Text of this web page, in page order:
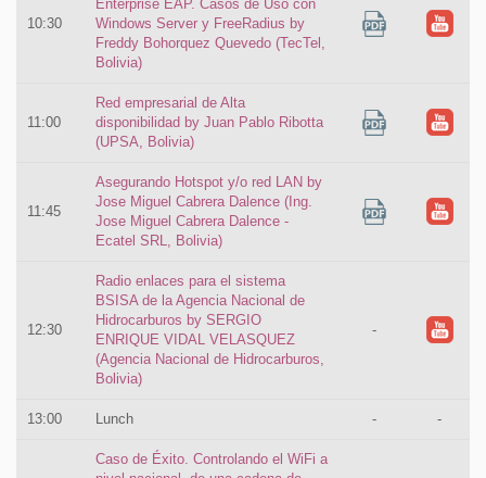
10:30
Enterprise EAP. Casos de Uso con
Windows Server y FreeRadius by
Freddy Bohorquez Quevedo (TecTel,
Bolivia)
11:00
Red empresarial de Alta
disponibilidad by Juan Pablo Ribotta
(UPSA, Bolivia)
11:45
Asegurando Hotspot y/o red LAN by
Jose Miguel Cabrera Dalence (Ing.
Jose Miguel Cabrera Dalence -
Ecatel SRL, Bolivia)
12:30
Radio enlaces para el sistema
BSISA de la Agencia Nacional de
Hidrocarburos by SERGIO
ENRIQUE VIDAL VELASQUEZ
(Agencia Nacional de Hidrocarburos,
Bolivia)
-
13:00 Lunch - -
Caso de Éxito. Controlando el WiFi a